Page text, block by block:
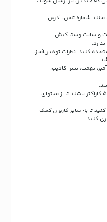
شماره تلفن، آدرس
و سایت وستا کیش
کنید. نظرات توهین‌آمیز،
تهمت، نشر اکاذیب،
نظرات باید حداقل شامل 50 کاراکتر و حداکثر 500 کاراکتر باشند تا از محتوای
تا به سایر کاربران کمک
کنید.